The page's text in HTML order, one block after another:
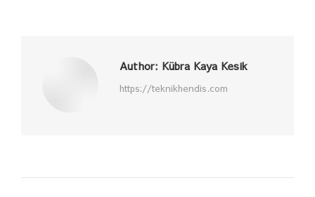
Author: Kübra Kaya Kesik
https://teknikhendis.com